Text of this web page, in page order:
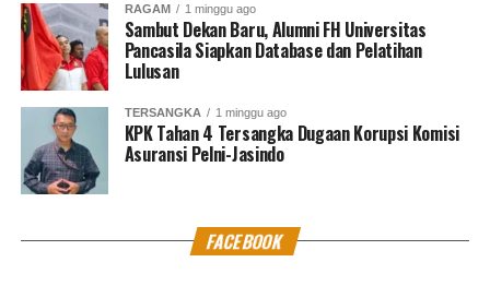
RAGAM 1 minggu ago
Sambut Dekan Baru, Alumni FH Universitas
Pancasila Siapkan Database dan Pelatihan
Lulusan
TERSANGKA 1 minggu ago
KPK Tahan 4 Tersangka Dugaan Korupsi Komisi
Asuransi Pelni-Jasindo
FACEBOOK